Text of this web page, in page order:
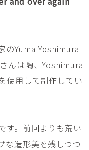
のYuma Yoshimura
んは陶、Yoshimura
使用して制作してい
す。前回よりも荒い
な造形美を残しつつ